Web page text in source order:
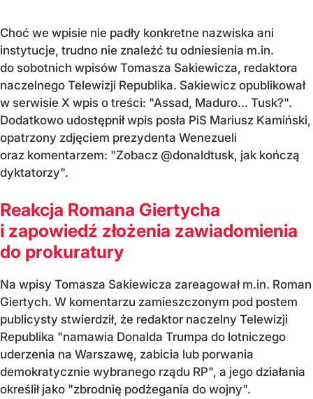
Choć we wpisie nie padły konkretne nazwiska ani
instytucje, trudno nie znaleźć tu odniesienia m.in.
do sobotnich wpisów Tomasza Sakiewicza, redaktora
naczelnego Telewizji Republika. Sakiewicz opublikował
w serwisie X wpis o treści: "Assad, Maduro… Tusk?".
Dodatkowo udostępnił wpis posła PiS Mariusz Kamiński,
opatrzony zdjęciem prezydenta Wenezueli
oraz komentarzem: "Zobacz @donaldtusk, jak kończą
dyktatorzy".
Reakcja Romana Giertycha
i zapowiedź złożenia zawiadomienia
do prokuratury
Na wpisy Tomasza Sakiewicza zareagował m.in. Roman
Giertych. W komentarzu zamieszczonym pod postem
publicysty stwierdził, że redaktor naczelny Telewizji
Republika "namawia Donalda Trumpa do lotniczego
uderzenia na Warszawę, zabicia lub porwania
demokratycznie wybranego rządu RP", a jego działania
określił jako "zbrodnię podżegania do wojny".